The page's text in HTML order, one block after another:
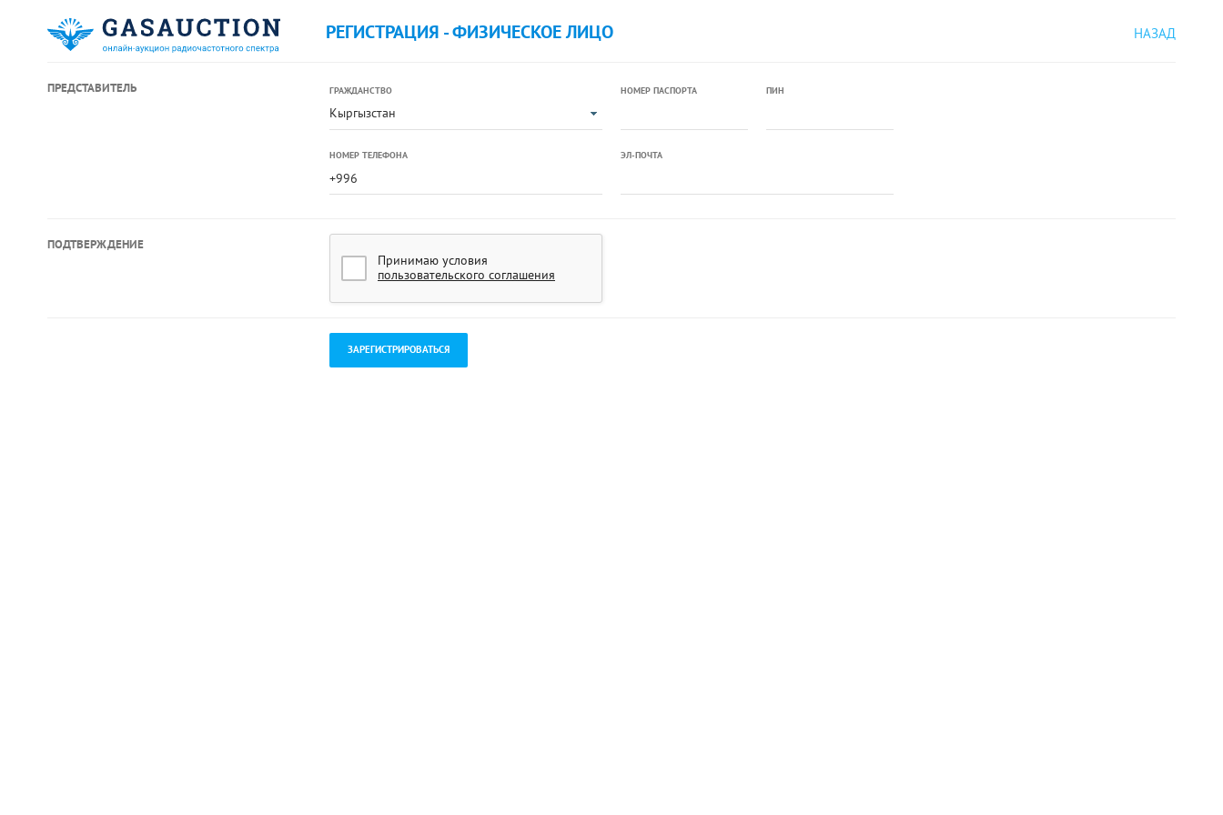
РЕГИСТРАЦИЯ - ФИЗИЧЕСКОЕ ЛИЦО НАЗАД
ПРЕДСТАВИТЕЛЬ ГРАЖДАНСТВО
Кыргызстан
НОМЕР ПАСПОРТА ПИН
НОМЕР ТЕЛЕФОНА ЭЛ-ПОЧТА
ПОДТВЕРЖДЕНИЕ
Принимаю условия
пользовательского соглашения